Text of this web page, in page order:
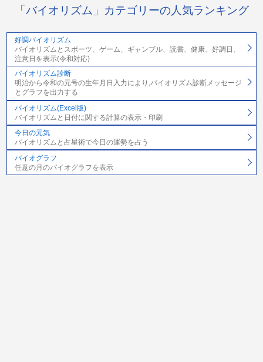
「バイオリズム」カテゴリーの人気ランキング
好調バイオリズム
バイオリズムとスポーツ、ゲーム、ギャンブル、読書、健康、好調日、
注意日を表示(令和対応)
バイオリズム診断
明治から令和の元号の生年月日入力により,バイオリズム診断メッセージ
とグラフを出力する
バイオリズム(Excel版)
バイオリズムと日付に関する計算の表示・印刷
今日の元気
バイオリズムと占星術で今日の運勢を占う
バイオグラフ
任意の月のバイオグラフを表示